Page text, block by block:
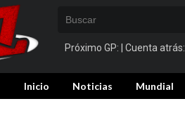
Próximo GP: | Cuenta atrás:
Inicio Noticias Mundial